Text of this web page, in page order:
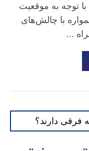
توجه به موقعیت
با چالش‌های
...